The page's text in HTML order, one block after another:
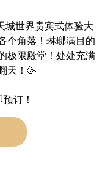
城世界贵宾式体验大
个角落！琳瑯满目的
极限殿堂！处处充满
天！🥳
订！